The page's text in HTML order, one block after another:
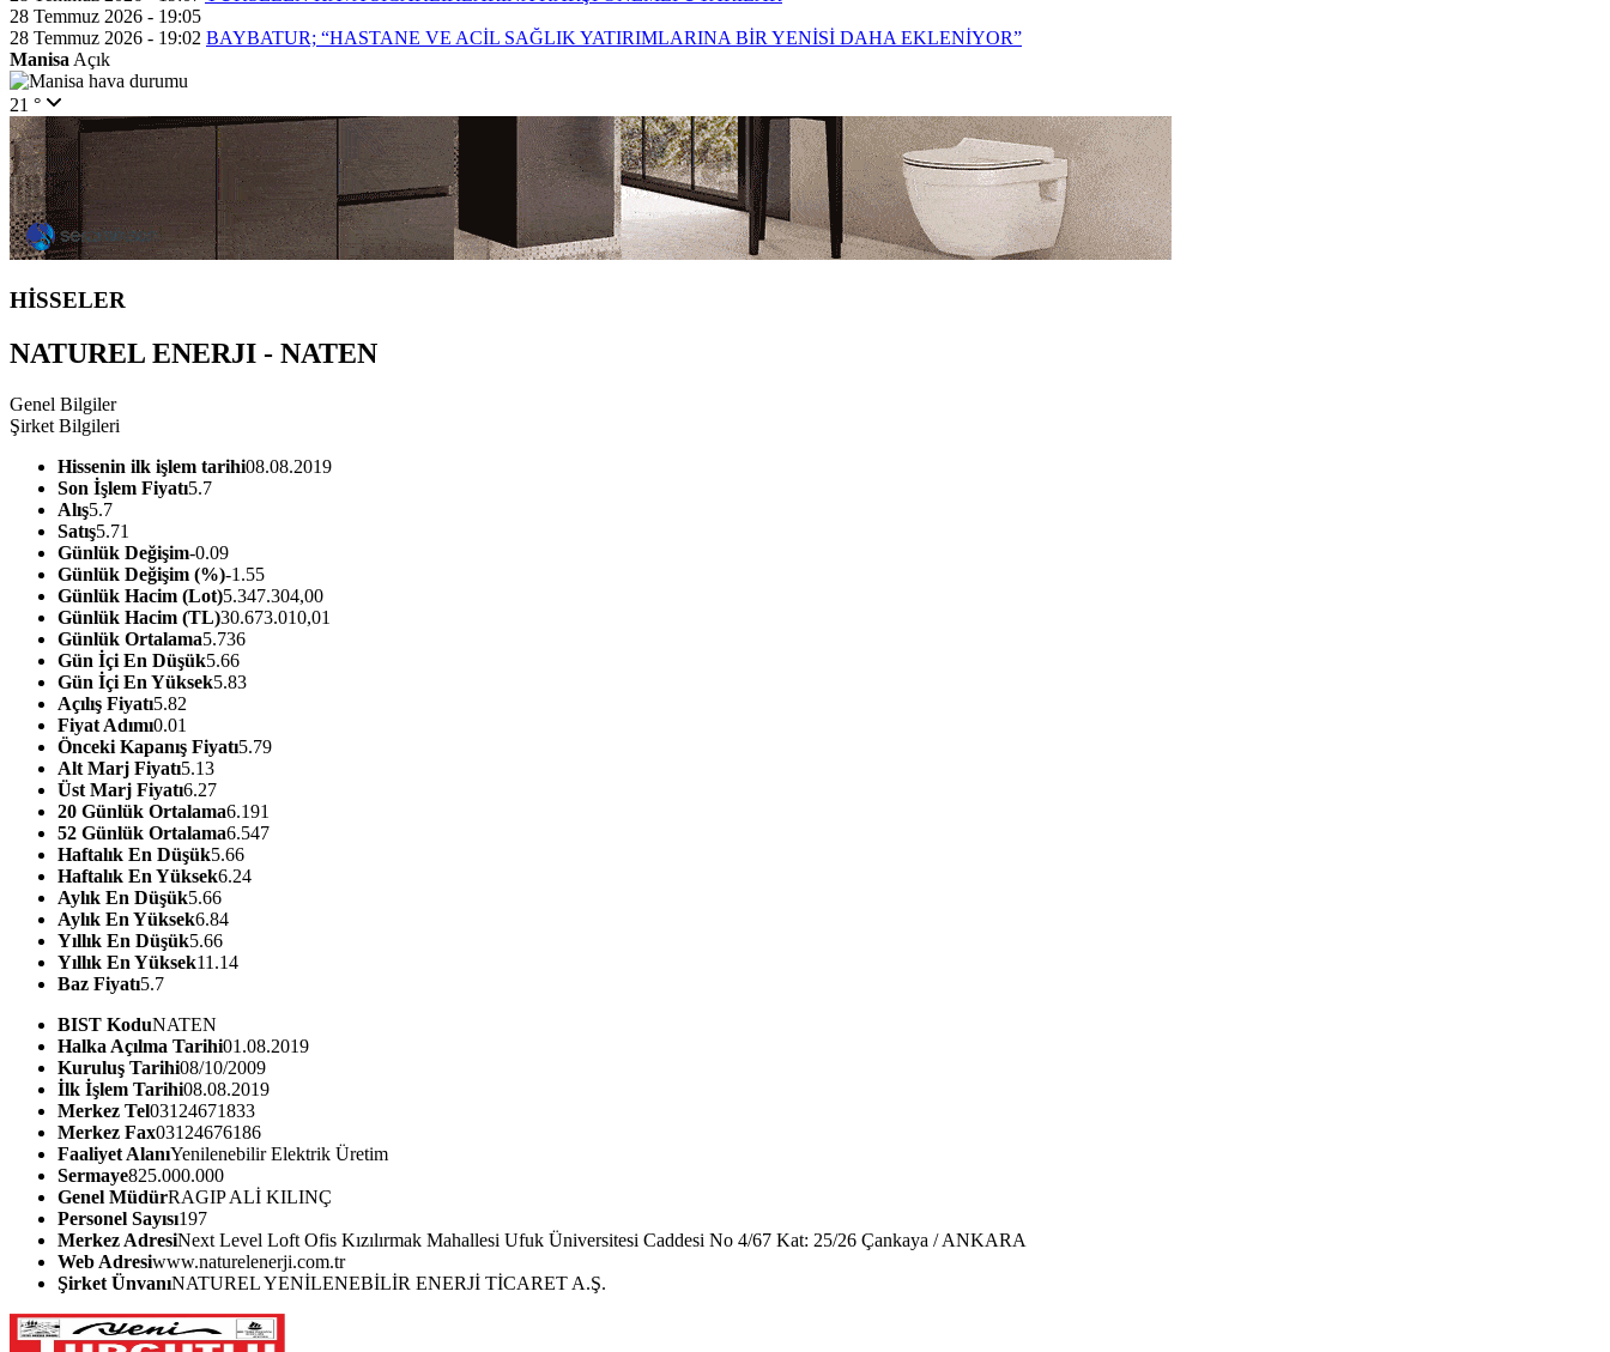
28 Temmuz 2026 - 19:05
28 Temmuz 2026 - 19:02 BAYBATUR; “HASTANE VE ACİL SAĞLIK YATIRIMLARINA BİR YENİSİ DAHA EKLENİYOR”
Manisa Açık
21 °
HİSSELER
NATUREL ENERJI - NATEN
Genel Bilgiler
Şirket Bilgileri
Hissenin ilk işlem tarihi08.08.2019
Son İşlem Fiyatı5.7
Alış5.7
Satış5.71
Günlük Değişim-0.09
Günlük Değişim (%)-1.55
Günlük Hacim (Lot)5.347.304,00
Günlük Hacim (TL)30.673.010,01
Günlük Ortalama5.736
Gün İçi En Düşük5.66
Gün İçi En Yüksek5.83
Açılış Fiyatı5.82
Fiyat Adımı0.01
Önceki Kapanış Fiyatı5.79
Alt Marj Fiyatı5.13
Üst Marj Fiyatı6.27
20 Günlük Ortalama6.191
52 Günlük Ortalama6.547
Haftalık En Düşük5.66
Haftalık En Yüksek6.24
Aylık En Düşük5.66
Aylık En Yüksek6.84
Yıllık En Düşük5.66
Yıllık En Yüksek11.14
Baz Fiyatı5.7
BIST KoduNATEN
Halka Açılma Tarihi01.08.2019
Kuruluş Tarihi08/10/2009
İlk İşlem Tarihi08.08.2019
Merkez Tel03124671833
Merkez Fax03124676186
Faaliyet AlanıYenilenebilir Elektrik Üretim
Sermaye825.000.000
Genel MüdürRAGIP ALİ KILINÇ
Personel Sayısı197
Merkez AdresiNext Level Loft Ofis Kızılırmak Mahallesi Ufuk Üniversitesi Caddesi No 4/67 Kat: 25/26 Çankaya / ANKARA
Web Adresiwww.naturelenerji.com.tr
Şirket ÜnvanıNATUREL YENİLENEBİLİR ENERJİ TİCARET A.Ş.